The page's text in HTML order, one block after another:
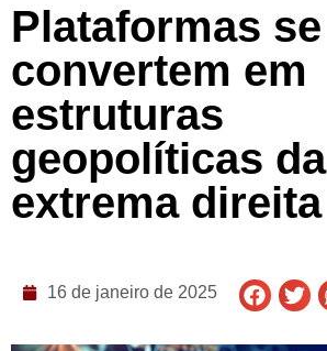
Plataformas se
convertem em
estruturas
geopolíticas da
extrema direita
16 de janeiro de 2025